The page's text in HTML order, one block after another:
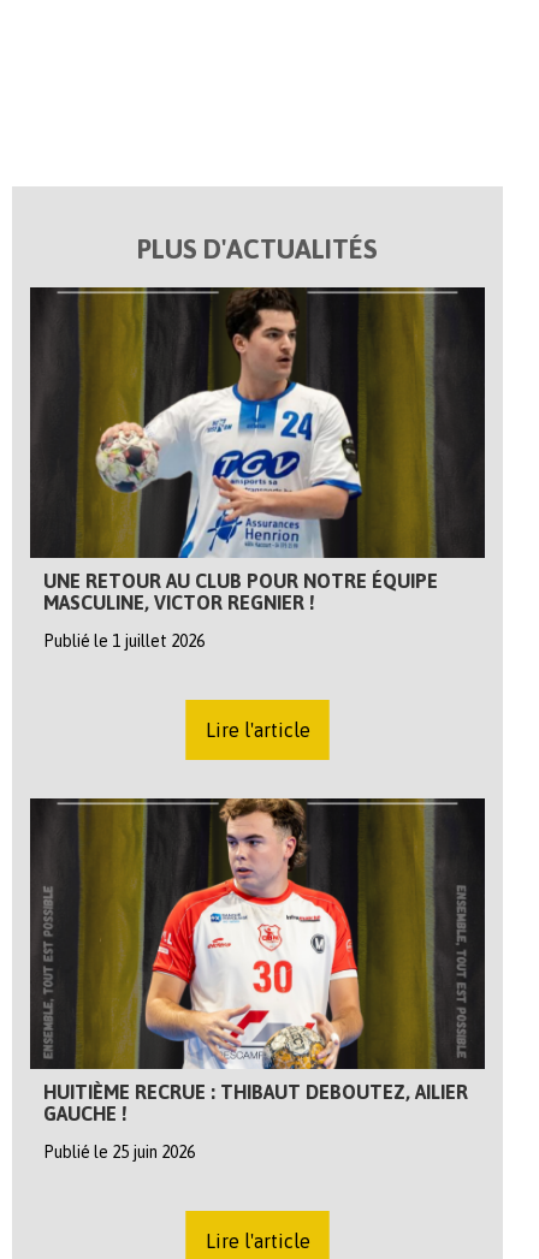
PLUS D'ACTUALITÉS
UNE RETOUR AU CLUB POUR NOTRE ÉQUIPE
MASCULINE, VICTOR REGNIER !
Publié le 1 juillet 2026
Lire l'article
HUITIÈME RECRUE : THIBAUT DEBOUTEZ, AILIER
GAUCHE !
Publié le 25 juin 2026
Lire l'article